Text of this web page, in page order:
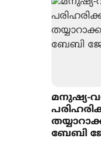
മനുഷ്യ-
ബേബി